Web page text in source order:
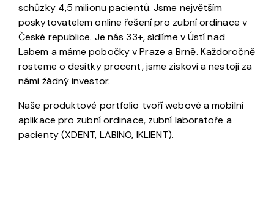
schůzky 4,5 milionu pacientů. Jsme největším
poskytovatelem online řešení pro zubní ordinace v
České republice. Je nás 33+, sídlíme v Ústí nad
Labem a máme pobočky v Praze a Brně. Každoročně
rosteme o desítky procent, jsme ziskoví a nestojí za
námi žádný investor.
Naše produktové portfolio tvoří webové a mobilní
aplikace pro zubní ordinace, zubní laboratoře a
pacienty (XDENT, LABINO, IKLIENT).